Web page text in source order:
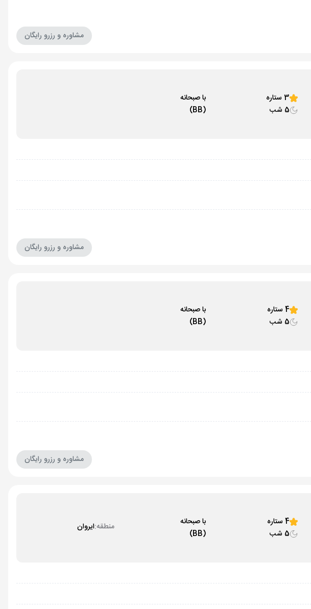
مشاوره و رزرو رایگان
3 ستاره
5 شب
با صبحانه
(BB)
مشاوره و رزرو رایگان
4 ستاره
5 شب
با صبحانه
(BB)
مشاوره و رزرو رایگان
4 ستاره
5 شب
با صبحانه
(BB)
منطقه:ایروان